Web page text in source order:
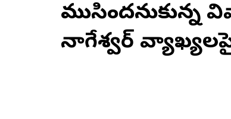
ముగిసిందనుకున్న
నాగేశ్వర్ వ్యాఖ్యలపై